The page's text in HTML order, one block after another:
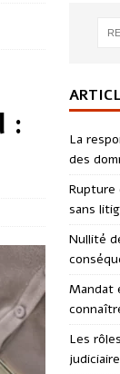
:
La
des
Rupture
sans
Nullité
Mandat
Les
judiciaire